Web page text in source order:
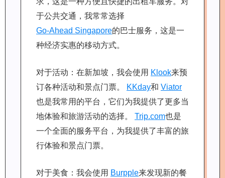
于公共交通，我常常选择
Go-Ahead Singapore的巴士服务，这是一
种经济实惠的移动方式。
对于活动：在新加坡，我会使用 Klook来预
订各种活动和景点门票。
KKday和 Viator
也是我常用的平台，它们为我提供了更多当
地体验和旅游活动的选择。 Trip.com也是
一个全面的服务平台，为我提供了丰富的旅
行体验和景点门票。
对于美食：我会使用 Burpple来发现新的餐